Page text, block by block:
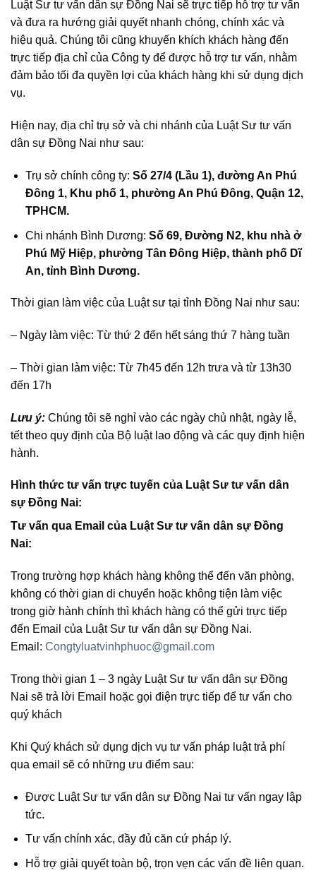
Luật Sư tư vấn dân sự Đồng Nai sẽ trực tiếp hỗ trợ tư vấn
và đưa ra hướng giải quyết nhanh chóng, chính xác và
hiệu quả. Chúng tôi cũng khuyến khích khách hàng đến
trực tiếp địa chỉ của Công ty để được hỗ trợ tư vấn, nhằm
đảm bảo tối đa quyền lợi của khách hàng khi sử dụng dịch
vụ.
Hiện nay, địa chỉ trụ sở và chi nhánh của Luật Sư tư vấn
dân sự Đồng Nai như sau:
Trụ sở chính công ty: Số 27/4 (Lầu 1), đường An Phú
Đông 1, Khu phố 1, phường An Phú Đông, Quận 12,
TPHCM.
Chi nhánh Bình Dương: Số 69, Đường N2, khu nhà ở
Phú Mỹ Hiệp, phường Tân Đông Hiệp, thành phố Dĩ
An, tỉnh Bình Dương.
Thời gian làm việc của Luật sư tại tỉnh Đồng Nai như sau:
– Ngày làm việc: Từ thứ 2 đến hết sáng thứ 7 hàng tuần
– Thời gian làm việc: Từ 7h45 đến 12h trưa và từ 13h30
đến 17h
Lưu ý: Chúng tôi sẽ nghỉ vào các ngày chủ nhật, ngày lễ,
tết theo quy định của Bộ luật lao động và các quy định hiện
hành.
Hình thức tư vấn trực tuyến của Luật Sư tư vấn dân
sự Đồng Nai:
Tư vấn qua Email của Luật Sư tư vấn dân sự Đồng
Nai:
Trong trường hợp khách hàng không thể đến văn phòng,
không có thời gian di chuyển hoặc không tiện làm việc
trong giờ hành chính thì khách hàng có thể gửi trực tiếp
đến Email của Luật Sư tư vấn dân sự Đồng Nai.
Email: Congtyluatvinhphuoc@gmail.com
Trong thời gian 1 – 3 ngày Luật Sư tư vấn dân sự Đồng
Nai sẽ trả lời Email hoặc gọi điện trực tiếp để tư vấn cho
quý khách
Khi Quý khách sử dụng dịch vụ tư vấn pháp luật trả phí
qua email sẽ có những ưu điểm sau:
Được Luật Sư tư vấn dân sự Đồng Nai tư vấn ngay lập
tức.
Tư vấn chính xác, đầy đủ căn cứ pháp lý.
Hỗ trợ giải quyết toàn bộ, trọn vẹn các vấn đề liên quan.